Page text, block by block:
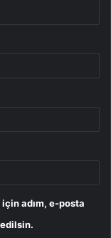
adım, e-posta